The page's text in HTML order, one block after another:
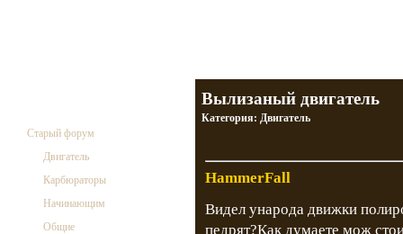
Старый форум
Двигатель
Карбюраторы
Начинающим
Общие
Вылизаный двигатель
Категория: Двигатель
HammerFall
Видел ународа движки
педрят?Как думаете мож